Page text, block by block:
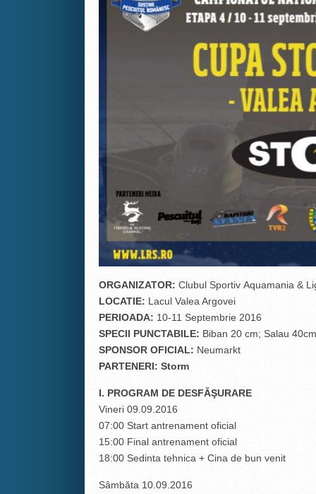
ORGANIZATOR: Clubul Sportiv Aquamania &
LOCATIE: Lacul Valea Argovei
PERIOADA: 10-11 Septembrie 2016
SPECII PUNCTABILE: Biban 20 cm; Salau 40cm
SPONSOR OFICIAL: Neumarkt
PARTENERI: Storm
I. PROGRAM DE DESFĂŞURARE
Vineri 09.09.2016
07:00 Start antrenament oficial
15:00 Final antrenament oficial
18:00 Sedinta tehnica + Cina de bun venit
Sâmbăta 10.09.2016